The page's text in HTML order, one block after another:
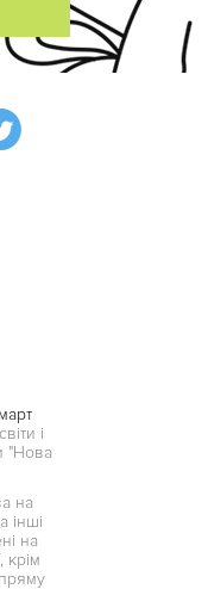
і
"Нова
на
інші
на
крім
пряму